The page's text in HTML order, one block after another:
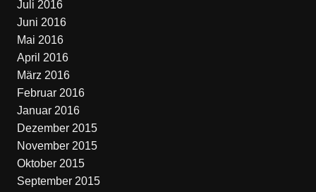
Juli 2016
Juni 2016
Mai 2016
April 2016
März 2016
Februar 2016
Januar 2016
Dezember 2015
November 2015
Oktober 2015
September 2015